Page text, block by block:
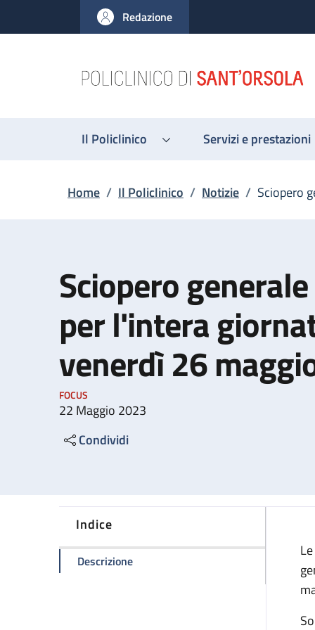
al contenuto principale
to footer content
Redazione
Il Policlinico Servizi e prestazioni
Briciole di pane
Home / Il Policlinico / Notizie / Sciopero
Sciopero
per l'intera
venerdì 26
FOCUS
22 Maggio 2023
Condividi
Indice
Descrizionedella pagina Sciopero generale